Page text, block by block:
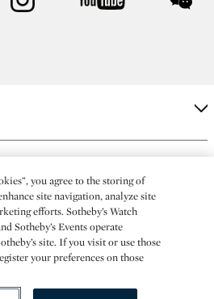
you agree to the storing of
site navigation, analyze site
efforts. Sotheby’s Watch
Sotheby’s Events operate
site. If you visit or use those
your preferences on those